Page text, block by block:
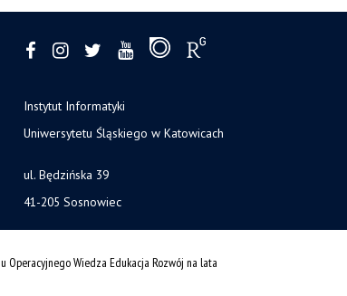
Instytut Informatyki
Uniwersytetu Śląskiego w Katowicach
ul. Będzińska 39
41-205 Sosnowiec
Operacyjnego Wiedza Edukacja Rozwój na lata